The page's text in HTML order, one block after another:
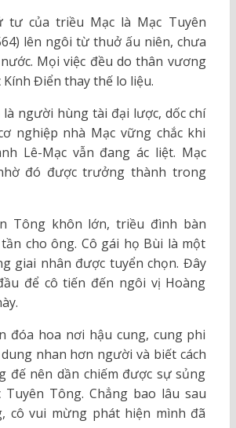
tư của triều Mạc là Mạc Tuyên
lên ngôi từ thuở ấu niên, chưa
Mọi việc đều do thân vương
Kính Điển thay thế lo liệu.
là người hùng tài đại lược, dốc chí
nghiệp nhà Mạc vững chắc khi
Lê-Mạc vẫn đang ác liệt. Mạc
đó được trưởng thành trong
Tông khôn lớn, triều đình bàn
cho ông. Cô gái họ Bùi là một
giai nhân được tuyển chọn. Đây
để cô tiến đến ngôi vị Hoàng
đóa hoa nơi hậu cung, cung phi
nhan hơn người và biết cách
đế nên dần chiếm được sự sủng
Tuyên Tông. Chẳng bao lâu sau
cô vui mừng phát hiện mình đã